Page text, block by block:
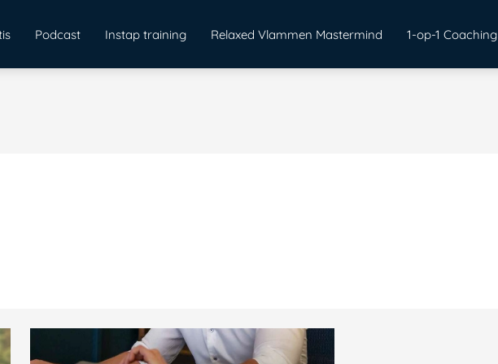
Podcast Instap training Relaxed Vlammen Mastermind 1-op-1 Coaching